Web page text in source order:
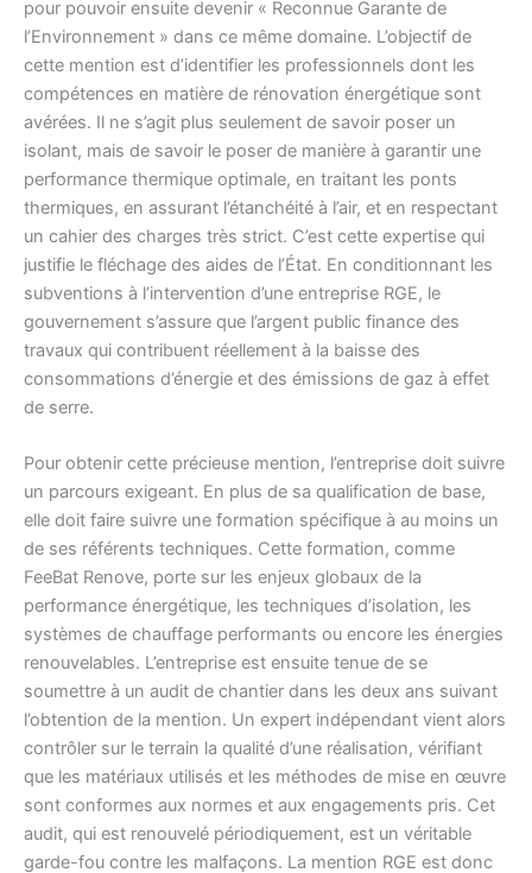
pour pouvoir ensuite devenir « Reconnue Garante de
l’Environnement » dans ce même domaine. L’objectif de
cette mention est d’identifier les professionnels dont les
compétences en matière de rénovation énergétique sont
avérées. Il ne s’agit plus seulement de savoir poser un
isolant, mais de savoir le poser de manière à garantir une
performance thermique optimale, en traitant les ponts
thermiques, en assurant l’étanchéité à l’air, et en respectant
un cahier des charges très strict. C’est cette expertise qui
justifie le fléchage des aides de l’État. En conditionnant les
subventions à l’intervention d’une entreprise RGE, le
gouvernement s’assure que l’argent public finance des
travaux qui contribuent réellement à la baisse des
consommations d’énergie et des émissions de gaz à effet
de serre.
Pour obtenir cette précieuse mention, l’entreprise doit suivre
un parcours exigeant. En plus de sa qualification de base,
elle doit faire suivre une formation spécifique à au moins un
de ses référents techniques. Cette formation, comme
FeeBat Renove, porte sur les enjeux globaux de la
performance énergétique, les techniques d’isolation, les
systèmes de chauffage performants ou encore les énergies
renouvelables. L’entreprise est ensuite tenue de se
soumettre à un audit de chantier dans les deux ans suivant
l’obtention de la mention. Un expert indépendant vient alors
contrôler sur le terrain la qualité d’une réalisation, vérifiant
que les matériaux utilisés et les méthodes de mise en œuvre
sont conformes aux normes et aux engagements pris. Cet
audit, qui est renouvelé périodiquement, est un véritable
garde-fou contre les malfaçons. La mention RGE est donc